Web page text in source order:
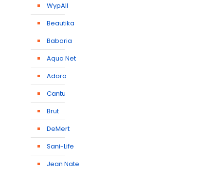
WypAll
Beautika
Babaria
Aqua Net
Adoro
Cantu
Brut
DeMert
Sani-Life
Jean Nate